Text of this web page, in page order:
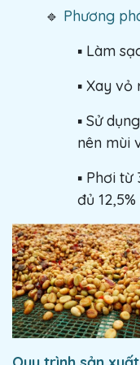
🔹 Phương
▪️ Làm
▪️ Xay
▪️ Sử
nên mùi
▪️ Phơi
đủ